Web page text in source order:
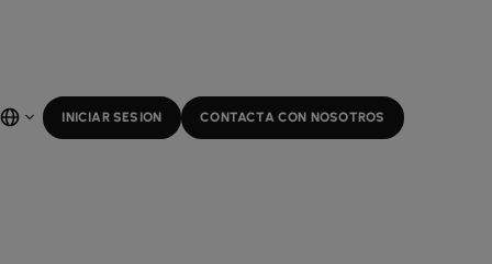
INICIAR SESION CONTACTA CON NOSOTROS